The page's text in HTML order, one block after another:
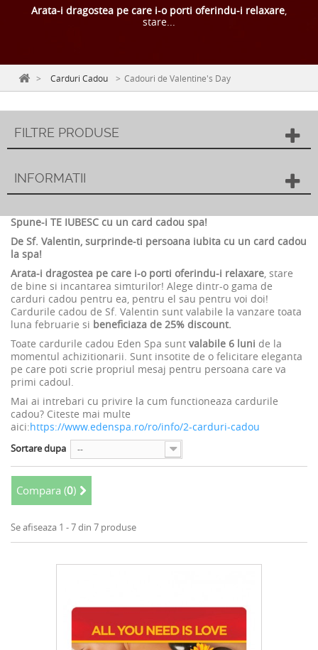
Arata-i dragostea pe care i-o porti oferindu-i relaxare,
stare...
> Carduri Cadou > Cadouri de Valentine's Day
FILTRE PRODUSE
INFORMATII
Spune-i TE IUBESC cu un card cadou spa!
De Sf. Valentin, surprinde-ti persoana iubita cu un card cadou
la spa!
Arata-i dragostea pe care i-o porti oferindu-i relaxare, stare
de bine si incantarea simturilor! Alege dintr-o gama de
carduri cadou pentru ea, pentru el sau pentru voi doi!
Cardurile cadou de Sf. Valentin sunt valabile la vanzare toata
luna februarie si beneficiaza de 25% discount.
Toate cardurile cadou Eden Spa sunt valabile 6 luni de la
momentul achizitionarii. Sunt insotite de o felicitare eleganta
pe care poti scrie propriul mesaj pentru persoana care va
primi cadoul.
Mai ai intrebari cu privire la cum functioneaza cardurile
cadou? Citeste mai multe
aici:https://www.edenspa.ro/ro/info/2-carduri-cadou
Sortare dupa --
Compara (0)
Se afiseaza 1 - 7 din 7 produse